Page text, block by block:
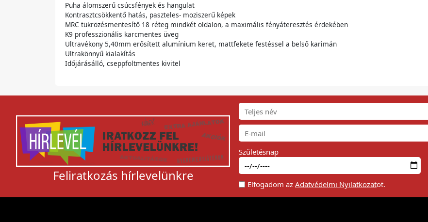
Puha álomszerű csúcsfények és hangulat
Kontrasztcsökkentő hatás, paszteles- moziszerű képek
MRC tükrözésmentesítő 18 réteg mindkét oldalon, a maximális fényáteresztés érdekében
K9 professzionális karcmentes üveg
Ultravékony 5,40mm erősített alumínium keret, mattfekete festéssel a belső karimán
Ultrakönnyű kialakítás
Időjárásálló, cseppfoltmentes kivitel
Feliratkozás hírlevelünkre
Születésnap
Elfogadom az Adatvédelmi Nyilatkozatot.